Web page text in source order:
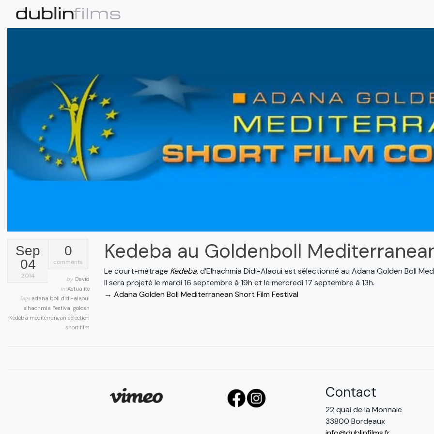
Sep
04
2014
0
comments
by David
in Actualité
Tags adana boll didi-alaoui
elhachmia Festival golden
Kédéba mediterranean sélection
short film
Kedeba au Goldenboll
Le court-métrage Kedeba,d’Elhachmia Didi-Alaoui est sélectionné au Adana Golden Boll
Il sera projeté le mardi 16 septembre à 19h et le mercredi 17 septembre à 13h.
→ Adana Golden Boll Mediterranean Short Film Festival
Contact
22 quai de la Monnaie
33800 Bordeaux